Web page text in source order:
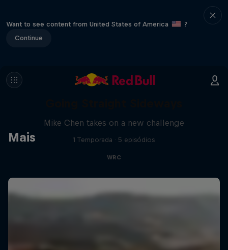
Want to see content from United States of America
?
Continue
Mais
Mike Chen takes on a new challenge
1 Temporada · 5 episódios
WRC